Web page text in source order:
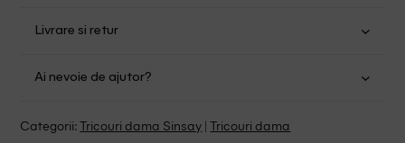
Nu folositi inalbitor
Nu uscati in uscator
Fara curatare chimica
Livrare si retur
mare de 149.00 lei.
Ai nevoie de ajutor?
Categorii:Tricouri dama Sinsay |Tricouri dama